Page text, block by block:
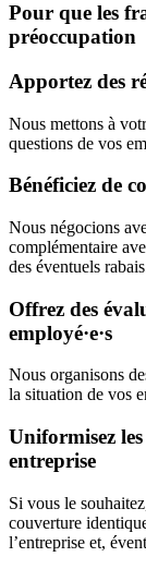
Pour que les
préoccupation
Apportez des
Nous mettons à
questions de vos
Bénéficiez de
Nous négocions
complémentaire
des éventuels
Offrez des
employé·e·s
Nous organisons
la situation de vos
Uniformisez
entreprise
Si vous le
couverture
l’entreprise et,